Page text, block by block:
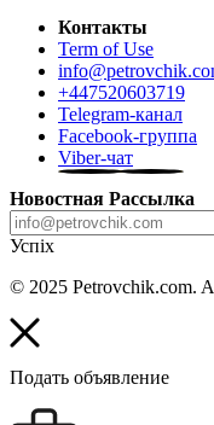
Контакты
Term of Use
+447520603719
Telegram-канал
Facebook-группа
Viber-чат
Новостная Рассылка
Успіх
© 2025 Petrovchik.com.
Подать объявление